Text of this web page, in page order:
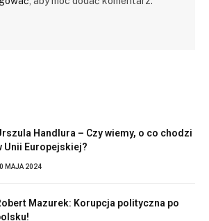
Handlura – Czy wiemy, o co chodzi
Unii Europejskiej?
MAJA 2024
Mazurek: Korupcja polityczna po